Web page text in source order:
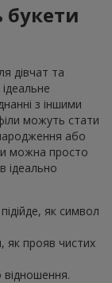
дівчат та
з іншими
можуть стати
або
можна просто
ідеально
як символ
як прояв чистих
відношення.